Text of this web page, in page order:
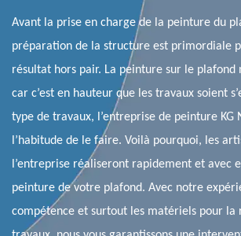
Avant la prise en charge de la peinture du
préparation de la structure est primordiale
résultat hors pair. La peinture sur le plafond
car c’est en hauteur que les travaux soient
type de travaux, l’entreprise de peinture KG
l’habitude de le faire. Voilà pourquoi, les
l’entreprise réaliseront rapidement et avec
peinture de votre plafond. Avec notre
compétence et surtout les matériels pour la